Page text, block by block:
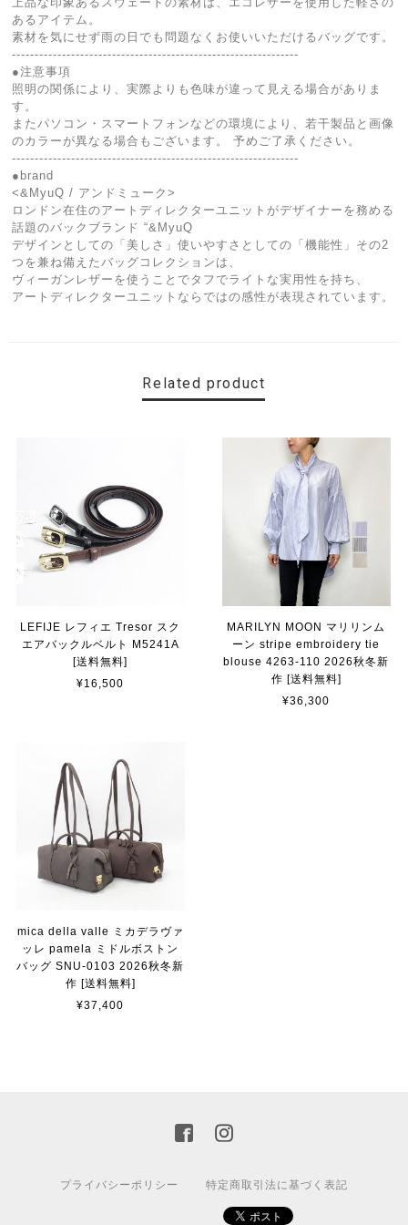
あるアイテム。
素材を気にせず雨の日でも問題なくお使いいただけるバッグです。
---------------------------------------------------------------
●注意事項
照明の関係により、実際よりも色味が違って見える場合がありま
す。
またパソコン・スマートフォンなどの環境により、若干製品と画像
のカラーが異なる場合もございます。 予めご了承ください。
---------------------------------------------------------------
●brand
<&MyuQ / アンドミューク>
ロンドン在住のアートディレクターユニットがデザイナーを務める
話題のバックブランド “&MyuQ
デザインとしての「美しさ」使いやすさとしての「機能性」その2
つを兼ね備えたバッグコレクションは、
ヴィーガンレザーを使うことでタフでライトな実用性を持ち、
アートディレクターユニットならではの感性が表現されています。
Related product
LEFIJE レフィエ Tresor スク
エアバックルベルト M5241A
[送料無料]
¥16,500
MARILYN MOON マリリンム
ーン stripe embroidery tie
blouse 4263-110 2026秋冬新
作 [送料無料]
¥36,300
mica della valle ミカデラヴァ
ッレ pamela ミドルボストン
バッグ SNU-0103 2026秋冬新
作 [送料無料]
¥37,400
プライバシーポリシー 特定商取引法に基づく表記